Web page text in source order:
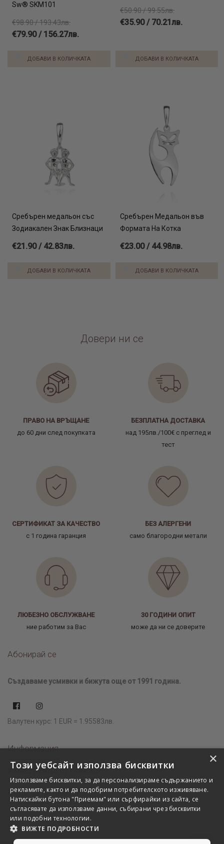
Sw® SKM101
€98.90 / 193.43лв.
€79.90 / 156.27лв.
ДОБАВИ В КОЛИЧКАТА
€50.90 / 99.55лв.
€35.90 / 70.21лв.
ДОБАВИ В КОЛИЧКАТА
Сребърен медальон със
Зодиакален Знак Близнаци
€21.90 / 42.83лв.
ДОБАВИ В КОЛИЧКАТА
Сребърен Медальон във
Формата На Котка
€23.00 / 44.98лв.
ДОБАВИ В КОЛИЧКАТА
Довери ни се
ПРАВО НА ВРЪЩАНЕ
до 60 дни след покупката
БЕЗПЛАТНА ДОСТАВКА
над 195лв./100€ с преглед и
тест
СЕРТИФИКАТ ЗА КАЧЕСТВО
с 1 година гаранция
БЕЗ АЛЕРГЕНИ
само благородни метали
ЛЮБЕЗНО ОБСЛУЖВАНЕ
ние работим за Вас
30 ГОДИНИ ОПИТ
може да ни се доверите
Абонирай се
Създаваме усмивки и бижута още от 1991 година.
Валутен курс: 1 EUR = 1.95583лв.
Информация
Имаш нужда от помощ?
Къде да ни намерите?
×
Този уебсайт използва бисквитки
Използваме бисквитки, за да персонализираме съдържанието и
рекламите, както и да подобрим потребителското изживяване.
Натискайки бутона "Приемам" или сърфирайки из сайта, се
съгласявате да използваме данни, събирани чрез бисквитки
или подобни технологии.
ВИЖТЕ ПОДРОБНОСТИ